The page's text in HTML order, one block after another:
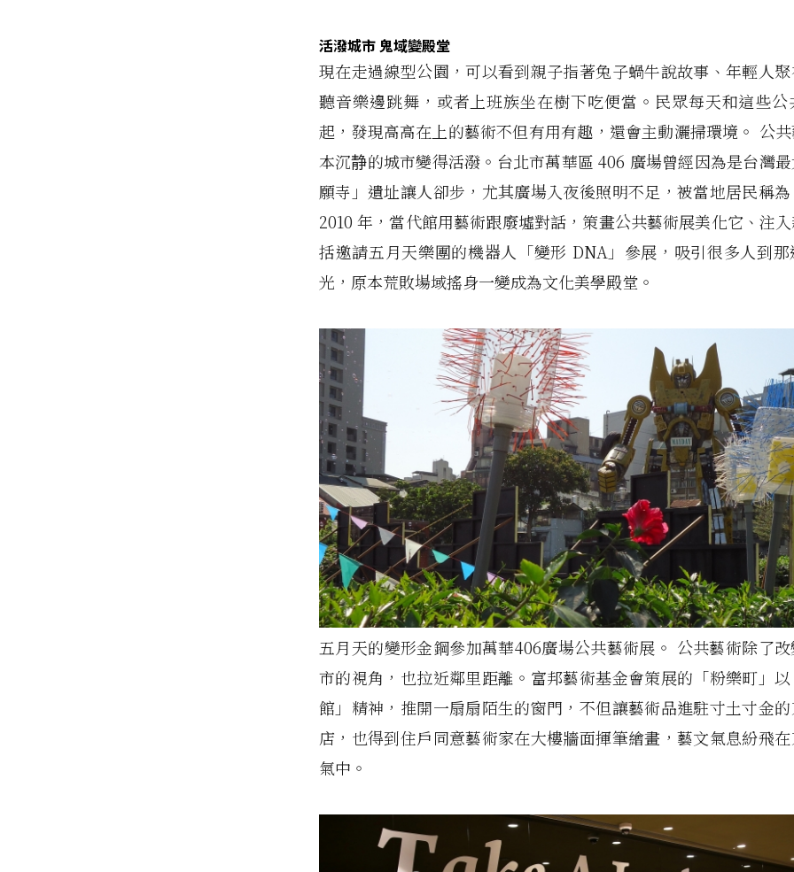
活潑城市 鬼域變殿堂
現在走過線型公園，可以看到親子指著兔子蝸牛說故事、年輕人
聽音樂邊跳舞，或者上班族坐在樹下吃便當。民眾每天和這些公
起，發現高高在上的藝術不但有用有趣，還會主動灑掃環境。 公
本沉静的城市變得活潑。台北市萬華區 406 廣場曾經因為是台灣
願寺」遺址讓人卻步，尤其廣場入夜後照明不足，被當地居民稱為
2010 年，當代館用藝術跟廢墟對話，策畫公共藝術展美化它、注
括邀請五月天樂團的機器人「變形 DNA」參展，吸引很多人到
光，原本荒敗場域搖身一變成為文化美學殿堂。
五月天的變形金鋼參加萬華406廣場公共藝術展。 公共藝術除了
市的視角，也拉近鄰里距離。富邦藝術基金會策展的「粉樂町」
館」精神，推開一扇扇陌生的窗門，不但讓藝術品進駐寸土寸金
店，也得到住戶同意藝術家在大樓牆面揮筆繪畫，藝文氣息紛飛
氣中。